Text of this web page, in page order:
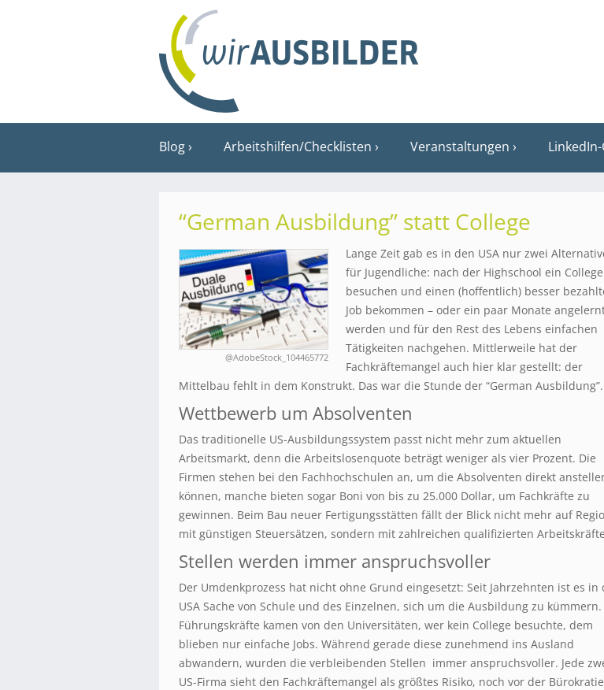
Blog Arbeitshilfen/Checklisten Veranstaltungen
“German Ausbildung” statt College
@AdobeStock_104465772
Lange Zeit gab es in den USA nur zwei
für Jugendliche: nach der Highschool ein College
besuchen und einen (hoffentlich) besser
Job bekommen – oder ein paar Monate
werden und für den Rest des Lebens einfachen
Tätigkeiten nachgehen. Mittlerweile hat der
Fachkräftemangel auch hier klar gestellt: der
Mittelbau fehlt in dem Konstrukt. Das war die Stunde der “German Ausbildung”.
Wettbewerb um Absolventen
Das traditionelle US-Ausbildungssystem passt nicht mehr zum aktuellen
Arbeitsmarkt, denn die Arbeitslosenquote beträgt weniger als vier Prozent. Die
Firmen stehen bei den Fachhochschulen an, um die Absolventen direkt
können, manche bieten sogar Boni von bis zu 25.000 Dollar, um Fachkräfte zu
gewinnen. Beim Bau neuer Fertigungsstätten fällt der Blick nicht mehr auf
mit günstigen Steuersätzen, sondern mit zahlreichen qualifizierten
Stellen werden immer anspruchsvoller
Der Umdenkprozess hat nicht ohne Grund eingesetzt: Seit Jahrzehnten ist es in
USA Sache von Schule und des Einzelnen, sich um die Ausbildung zu kümmern.
Führungskräfte kamen von den Universitäten, wer kein College besuchte, dem
blieben nur einfache Jobs. Während gerade diese zunehmend ins Ausland
abwandern, wurden die verbleibenden Stellen immer anspruchsvoller. Jede
US-Firma sieht den Fachkräftemangel als größtes Risiko, noch vor der Bürokratie